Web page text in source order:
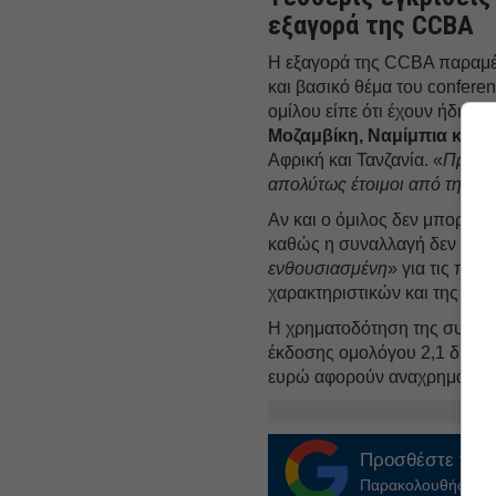
εξαγορά της CCBA
Η εξαγορά της CCBA
και βασικό θέμα του
ομίλου είπε ότι έχουν ήδη
Μοζαμβίκη, Ναμίμπια και
Αφρική και Τανζανία. «
απολύτως έτοιμοι από την
Αν και ο όμιλος δεν μπορεί
καθώς η συναλλαγή δεν έχει
ενθουσιασμένη» για τις
χαρακτηριστικών και της
Η χρηματοδότηση της
έκδοσης ομολόγου 2,1 δισ.
ευρώ αφορούν
Προσθέστε το
Παρακολουθήστε